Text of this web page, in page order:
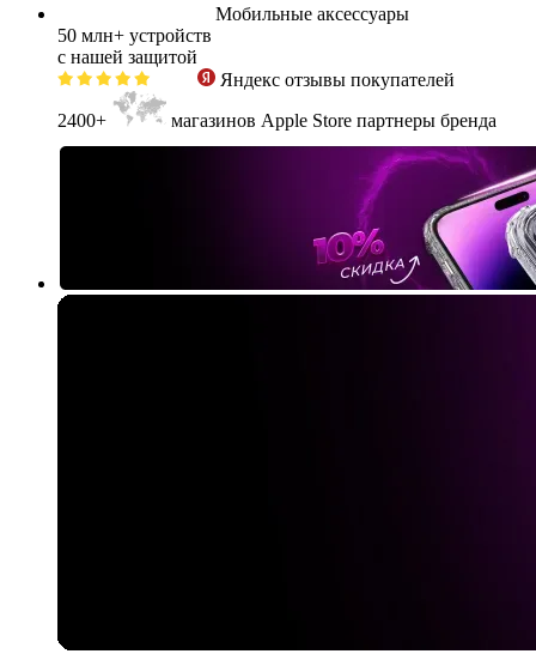
Мобильные аксессуары
50 млн+ устройств
с нашей защитой
Яндекс отзывы покупателей
2400+
магазинов Apple Store партнеры бренда